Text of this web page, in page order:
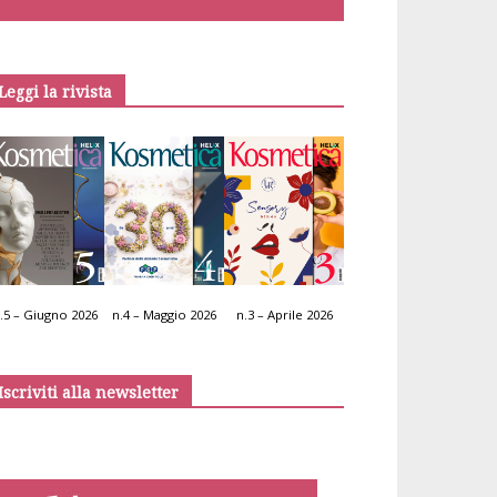
la rivista
– Giugno 2026 n.4 – Maggio 2026 n.3 – Aprile 2026
alla newsletter